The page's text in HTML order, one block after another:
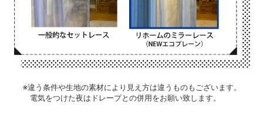
※違う条件や生地の素材により見え方は違うものもございます。
電気をつけた夜はドレープとの併用をお願い致します。